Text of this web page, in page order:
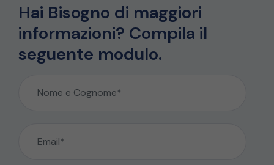
Hai Bisogno di maggiori
informazioni? Compila il
seguente modulo.